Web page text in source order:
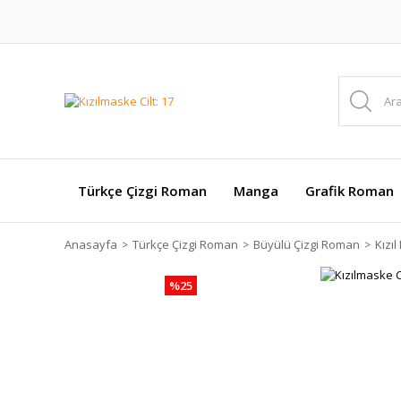
Türkçe Çizgi Roman Manga Grafik Roman
Anasayfa Türkçe Çizgi Roman Büyülü Çizgi Roman
%25